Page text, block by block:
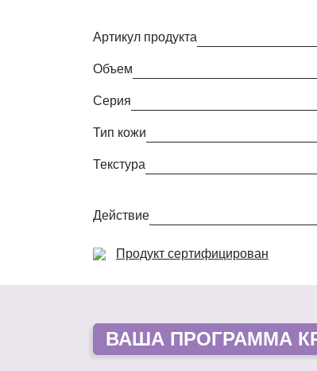
Артикул продукта
Объем
Серия
Тип кожи
Текстура
Действие
Продукт сертифицирован
ВАША ПРОГРАММА